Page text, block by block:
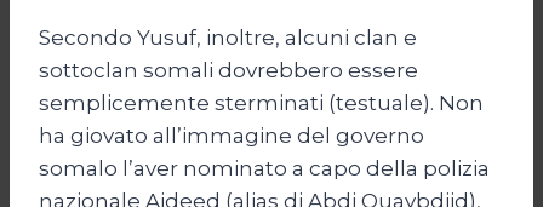
Secondo Yusuf, inoltre, alcuni clan e
sottoclan somali dovrebbero essere
semplicemente sterminati (testuale). Non
ha giovato all’immagine del governo
somalo l’aver nominato a capo della polizia
nazionale Aideed (alias di Abdi Quaybdiid),